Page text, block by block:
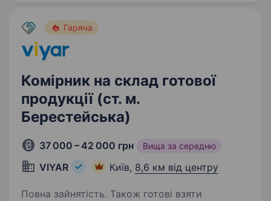
Гаряча
Комірник на склад готової
продукції (ст. м.
Берестейська)
37 000 – 42 000 грн Вища за середню
VIYAR Київ, 8,6 км від центру
Повна зайнятість. Також готові взяти